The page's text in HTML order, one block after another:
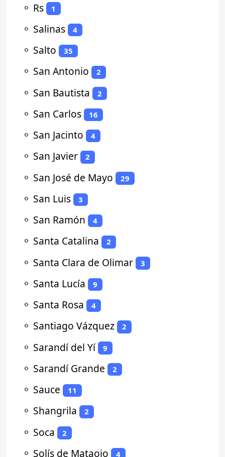
⚬ Rs 1
⚬ Salinas 4
⚬ Salto 35
⚬ San Antonio 2
⚬ San Bautista 2
⚬ San Carlos 16
⚬ San Jacinto 4
⚬ San Javier 2
⚬ San José de Mayo 29
⚬ San Luis 3
⚬ San Ramón 4
⚬ Santa Catalina 2
⚬ Santa Clara de Olimar 3
⚬ Santa Lucía 9
⚬ Santa Rosa 4
⚬ Santiago Vázquez 2
⚬ Sarandí del Yí 9
⚬ Sarandí Grande 2
⚬ Sauce 11
⚬ Shangrila 2
⚬ Soca 2
⚬ Solís de Mataojo 4